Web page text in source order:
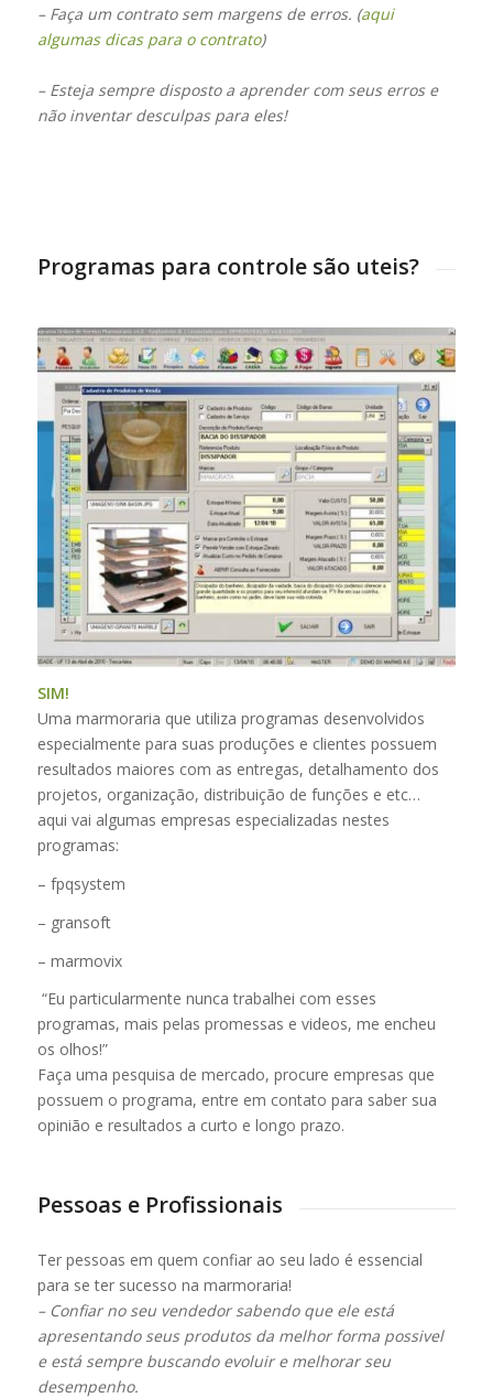
– Faça um contrato sem margens de erros. (aqui
algumas dicas para o contrato)
– Esteja sempre disposto a aprender com seus erros e
não inventar desculpas para eles!
Programas para controle são uteis?
SIM!
Uma marmoraria que utiliza programas desenvolvidos
especialmente para suas produções e clientes possuem
resultados maiores com as entregas, detalhamento dos
projetos, organização, distribuição de funções e etc…
aqui vai algumas empresas especializadas nestes
programas:
– fpqsystem
– gransoft
– marmovix
“Eu particularmente nunca trabalhei com esses
programas, mais pelas promessas e videos, me encheu
os olhos!”
Faça uma pesquisa de mercado, procure empresas que
possuem o programa, entre em contato para saber sua
opinião e resultados a curto e longo prazo.
Pessoas e Profissionais
Ter pessoas em quem confiar ao seu lado é essencial
para se ter sucesso na marmoraria!
– Confiar no seu vendedor sabendo que ele está
apresentando seus produtos da melhor forma possivel
e está sempre buscando evoluir e melhorar seu
desempenho.